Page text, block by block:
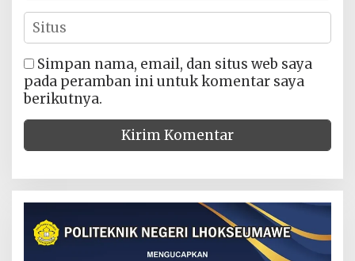
Simpan nama, email, dan situs web saya
pada peramban ini untuk komentar saya
berikutnya.